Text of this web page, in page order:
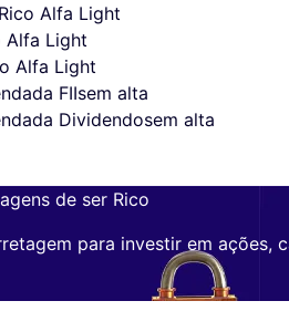
Alfa Light
Alfa Light
Alfa Light
FIIsem alta
Dividendosem alta
de ser Rico
para investir em ações,